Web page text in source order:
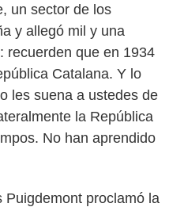
un sector de los
y allegó mil y una
recuerden que en 1934
Catalana. Y lo
les suena a ustedes de
la República
No han aprendido
Puigdemont proclamó la